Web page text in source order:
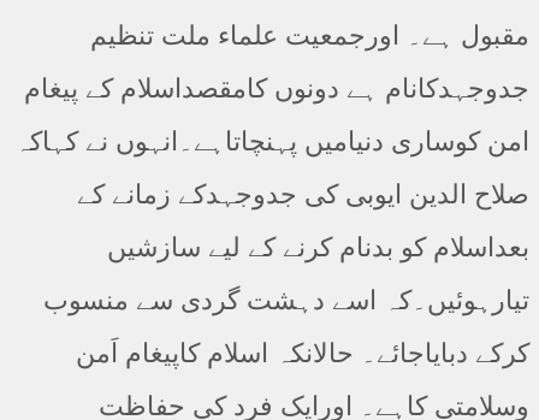
مقبول ہے۔ اورجمعیت علماء ملت تنظیم
جدوجہدکانام ہے دونوں کامقصداسلام کے پیغام
امن کوساری دنیامیں پہنچاتاہے۔انہوں نے کہاکہ
صلاح الدین ایوبی کی جدوجہدکے زمانے کے
بعداسلام کو بدنام کرنے کے لیے سازشیں
تیارہوئیں۔کہ اسے دہشت گردی سے منسوب
کرکے دبایاجائے۔ حالانکہ اسلام کاپیغام اَمن
وسلامتی کاہے۔ اورایک فرد کی حفاظت